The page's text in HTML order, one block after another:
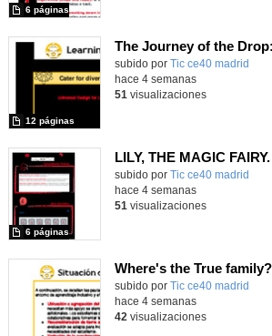
6 páginas
subido por Tic ce40 madrid
12 páginas
hace 4 semanas
51 visualizaciones
LILY, THE MAGIC FAIRY.
subido por Tic ce40 madrid
6 páginas
hace 4 semanas
51 visualizaciones
Where's the True family?
subido por Tic ce40 madrid
hace 4 semanas
42 visualizaciones